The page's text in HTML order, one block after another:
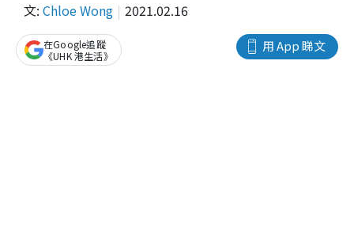
文: Chloe Wong 2021.02.16
用 App 睇文
在Google追蹤
《UHK 港生活》